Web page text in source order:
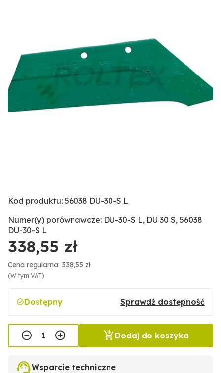
Kod produktu: 56038 DU-30-S L
Numer(y) porównawcze: DU-30-S L, DU 30 S, 56038
DU-30-S L
338,55 zł
Cena regularna: 338,55 zł
(W tym VAT)
Dostępny Sprawdź dostępność
Dodaj do koszyka
Wsparcie techniczne